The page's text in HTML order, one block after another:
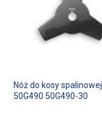
Nóż do kosy spalinowej
50G490 50G490-30